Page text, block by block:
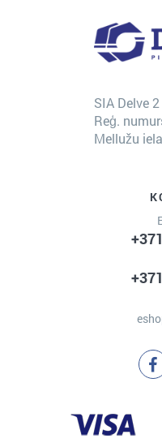
SIA Delve 2
Reģ.
Mellužu